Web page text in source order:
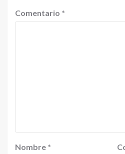
Comentario *
Nombre *